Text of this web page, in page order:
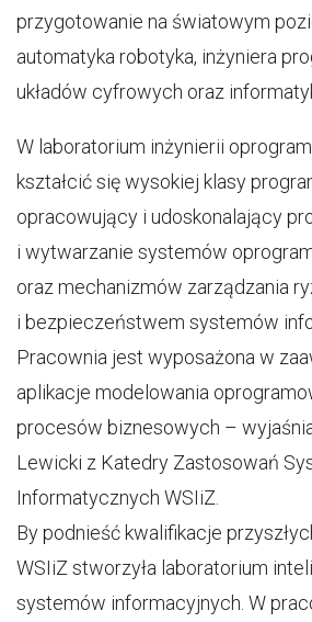
przygotowanie na światowym
automatyka robotyka, inżyniera
układów cyfrowych oraz
W laboratorium inżynierii
kształcić się wysokiej klasy
opracowujący i udoskonalający
i wytwarzanie systemów
oraz mechanizmów zarządzania
i bezpieczeństwem systemów
Pracownia jest wyposażona w
aplikacje modelowania
procesów biznesowych –
Lewicki z Katedry Zastosowań
Informatycznych WSIiZ.
By podnieść kwalifikacje
WSIiZ stworzyła laboratorium
systemów informacyjnych. W